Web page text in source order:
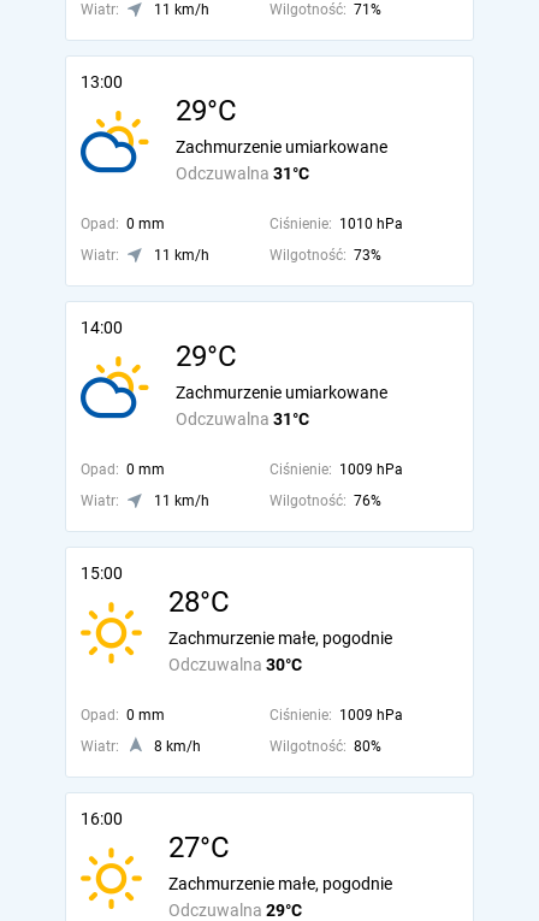
Wiatr:
11 km/h Wilgotność: 71%
13:00
29°C
Odczuwalna 31°C
Zachmurzenie umiarkowane
Opad: 0 mm Ciśnienie: 1010 hPa
Wiatr:
11 km/h Wilgotność: 73%
14:00
29°C
Odczuwalna 31°C
Zachmurzenie umiarkowane
Opad: 0 mm Ciśnienie: 1009 hPa
Wiatr:
11 km/h Wilgotność: 76%
15:00
28°C
Odczuwalna 30°C
Zachmurzenie małe, pogodnie
Opad: 0 mm Ciśnienie: 1009 hPa
Wiatr:
8 km/h Wilgotność: 80%
16:00
27°C
Odczuwalna 29°C
Zachmurzenie małe, pogodnie